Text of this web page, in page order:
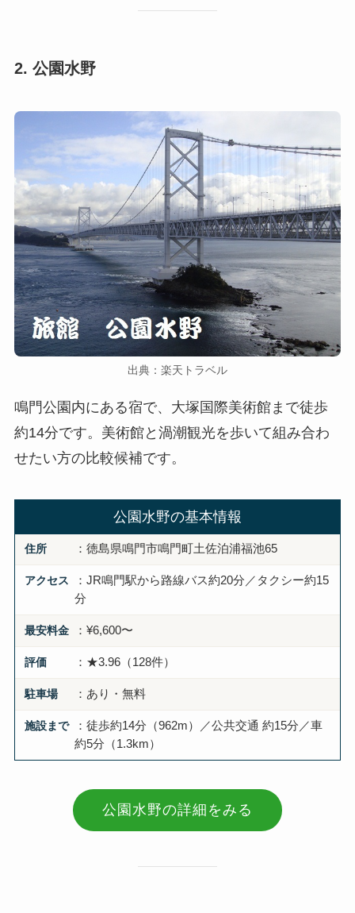
2. 公園水野
出典：楽天トラベル
鳴門公園内にある宿で、大塚国際美術館まで徒歩
約14分です。美術館と渦潮観光を歩いて組み合わ
せたい方の比較候補です。
公園水野の基本情報
住所 ：徳島県鳴門市鳴門町土佐泊浦福池65
アクセス
：JR鳴門駅から路線バス約20分／タクシー約15
分
最安料金 ：¥6,600〜
評価 ：★3.96（128件）
駐車場 ：あり・無料
施設まで
：徒歩約14分（962m）／公共交通 約15分／車
約5分（1.3km）
公園水野の詳細をみる